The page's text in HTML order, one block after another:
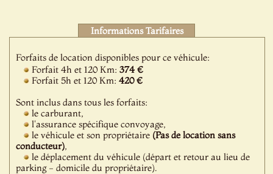
Informations Tarifaires
Forfaits de location disponibles pour ce véhicule:
Forfait 4h et 120 Km:374 €
Forfait 5h et 120 Km:420 €
Sont inclus dans tous les forfaits:
le carburant,
l'assurance spécifique convoyage,
le véhicule et son propriétaire (Pas de location sans
conducteur),
le déplacement du véhicule (départ et retour au lieu de
parking - domicile du propriétaire).